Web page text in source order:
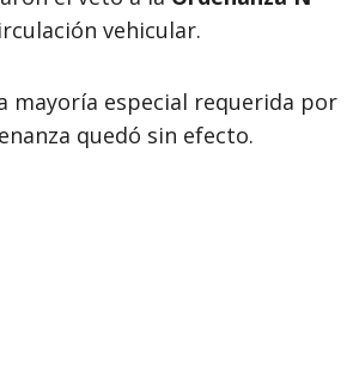
vehicular.
especial requerida por
quedó sin efecto.